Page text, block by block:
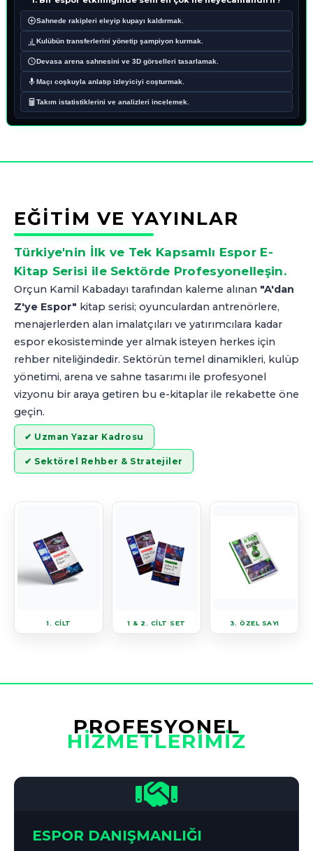
Sahnede rakipleri eleyip kupayı kaldırmak.
Kulübün transferlerini yönetip şampiyon kurmak.
Devasa arena sahnesini ve 3D görselleri tasarlamak.
Maçı coşkuyla anlatıp izleyiciyi coşturmak.
Takım istatistiklerini ve analizleri incelemek.
EĞİTİM VE YAYINLAR
Türkiye'nin İlk ve Tek Kapsamlı Espor E-
Kitap Serisi ile Sektörde Profesyonelleşin.
Orçun Kamil Kabadayı tarafından kaleme alınan "A'dan
Z'ye Espor" kitap serisi; oyunculardan antrenörlere,
menajerlerden alan imalatçıları ve yatırımcılara kadar
espor ekosisteminde yer almak isteyen herkes için
rehber niteliğindedir. Sektörün temel dinamikleri, kulüp
yönetimi, arena ve sahne tasarımı ile profesyonel
vizyonu bir araya getiren bu e-kitaplar ile rekabette öne
geçin.
✔ Uzman Yazar Kadrosu
✔ Sektörel Rehber & Stratejiler
1. CİLT 1 & 2. CİLT SET 3. ÖZEL SAYI
PROFESYONEL
HİZMETLERİMİZ
ESPOR DANIŞMANLIĞI